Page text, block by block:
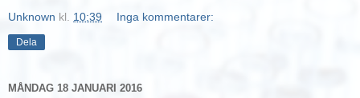
Unknown kl. 10:39 Inga kommentarer:
Dela
MÅNDAG 18 JANUARI 2016